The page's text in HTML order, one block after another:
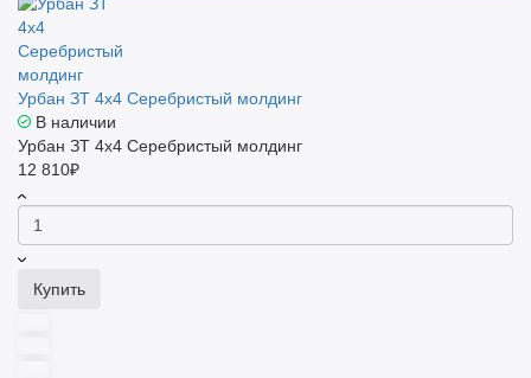
Урбан ЗТ 4x4 Серебристый молдинг
В наличии
Урбан ЗТ 4x4 Серебристый молдинг
12 810₽
Купить